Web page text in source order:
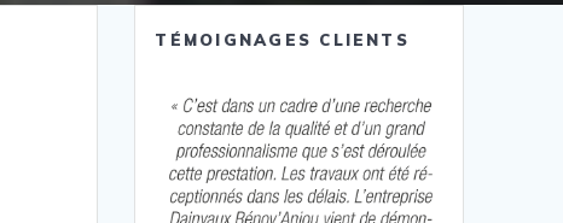
TÉMOIGNAGES CLIENTS